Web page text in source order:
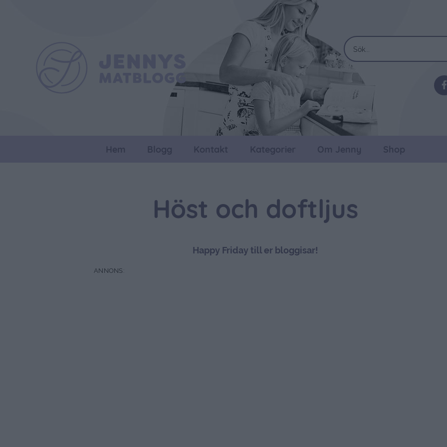
Hem Blogg Kontakt Kategorier Om Jenny Shop
Höst och doftljus
Happy Friday till er bloggisar!